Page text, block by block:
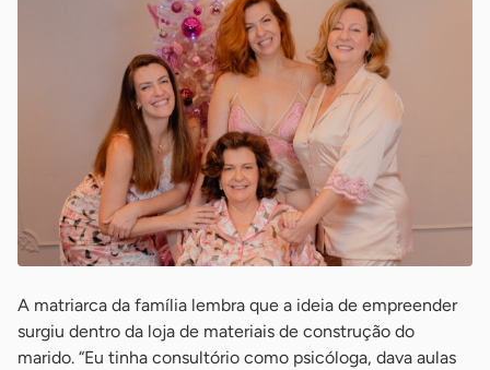
A matriarca da família lembra que a ideia de empreender
surgiu dentro da loja de materiais de construção do
marido. “Eu tinha consultório como psicóloga, dava aulas